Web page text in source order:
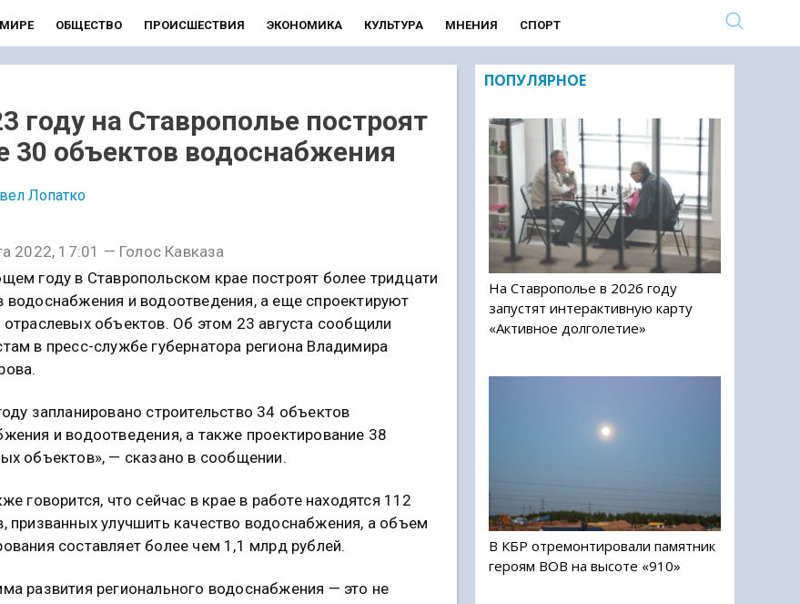
ОБЩЕСТВО ПРОИСШЕСТВИЯ ЭКОНОМИКА КУЛЬТУРА МНЕНИЯ СПОРТ
году на Ставрополье построят
30 объектов водоснабжения
Лопатко
2022, 17:01 — Голос Кавказа
году в Ставропольском крае построят более тридцати
водоснабжения и водоотведения, а еще спроектируют
объектов. Об этом 23 августа сообщили
в пресс-службе губернатора региона Владимира
запланировано строительство 34 объектов
и водоотведения, а также проектирование 38
объектов», — сказано в сообщении.
говорится, что сейчас в крае в работе находятся 112
призванных улучшить качество водоснабжения, а объем
составляет более чем 1,1 млрд рублей.
развития регионального водоснабжения — это не
ПОПУЛЯРНОЕ
На Ставрополье в 2026 году
запустят интерактивную карту
«Активное долголетие»
В КБР отремонтировали памятник
героям ВОВ на высоте «910»